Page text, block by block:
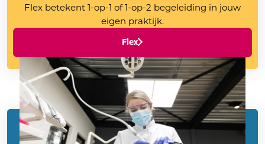
Flex
Flex betekent 1-op-1 of 1-op-2 begeleiding in jouw
eigen praktijk.